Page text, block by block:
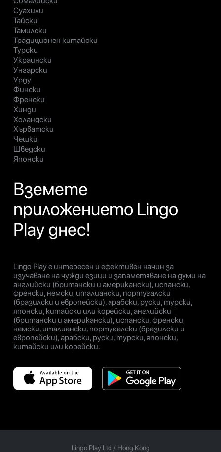
Суахили
Тайски
Тамилски
Традиционен китайски
Турски
Украински
Унгарски
Урду
Фински
Френски
Хинди
Холандски
Хърватски
Чешки
Шведски
Японски
Вземете
приложението Lingo
Play днес!
Lingo Play е интересен и ефективен начин за
изучаване на чужди езици и запаметяване на думи на
английски (британски и американски), испански,
френски, немски, италиански, португалски
(бразилски и европейски), арабски, руски, турски,
японски, китайски или корейски, английски
(британски и американски), испански, френски,
немски, италиански, португалски (бразилски и
европейски), арабски, руски, турски, японски,
китайски или корейски.
Lingo Play Ltd / Hong Kong